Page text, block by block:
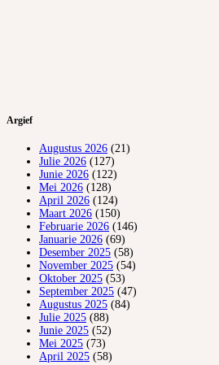
Argief
Augustus 2026 (21)
Julie 2026 (127)
Junie 2026 (122)
Mei 2026 (128)
April 2026 (124)
Maart 2026 (150)
Februarie 2026 (146)
Januarie 2026 (69)
Desember 2025 (58)
November 2025 (54)
Oktober 2025 (53)
September 2025 (47)
Augustus 2025 (84)
Julie 2025 (88)
Junie 2025 (52)
Mei 2025 (73)
April 2025 (58)